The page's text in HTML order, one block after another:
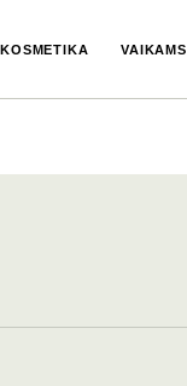
KOSMETIKA VAIKAMS